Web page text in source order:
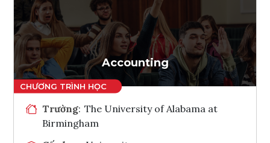
Ghi danh
Tham vấn Interlink
Accounting
Trường: The University of Alabama at
Birmingham